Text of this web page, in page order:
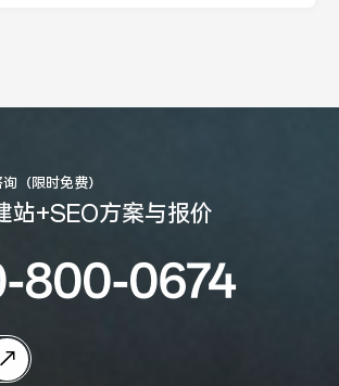
（限时免费）
站+SEO方案与报价
800-0674